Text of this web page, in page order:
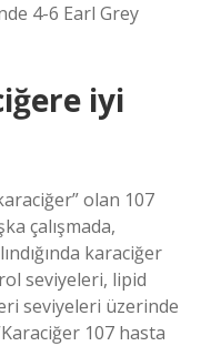
4-6 Earl Grey
iyi
olan 107
çalışmada,
karaciğer
seviyeleri, lipid
seviyeleri üzerinde
107 hasta